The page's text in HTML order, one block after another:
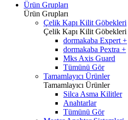
Ürün Grupları
Ürün Grupları
Çelik Kapı Kilit Göbekleri
Çelik Kapı Kilit Göbekleri
dormakaba Expert +
dormakaba Pextra +
Mks Axis Guard
Tümünü Gör
Tamamlayıcı Ürünler
Tamamlayıcı Ürünler
Silca Asma Kilitler
Anahtarlar
Tümünü Gör